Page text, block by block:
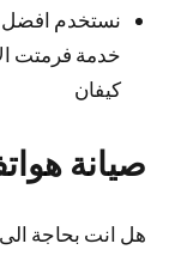
نستخدم افضل
خدمة فرمتت
كيفان
صيانة
هل انت بحاجة